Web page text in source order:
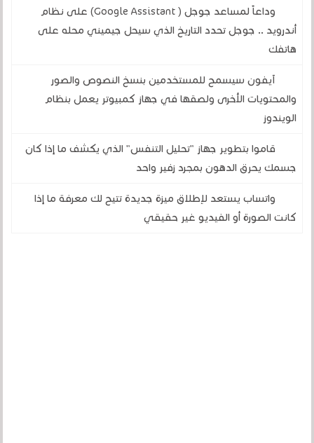
وداعاً لمساعد جوجل ( Google Assistant) على نظام
أندرويد .. جوجل تحدد التاريخ الذي سيحل جيميني محله على
هاتفك
آيفون سيسمح للمستخدمين بنسخ النصوص والصور
والمحتويات الأخرى ولصقها في جهاز كمبيوتر يعمل بنظام
الويندوز
قاموا بتطوير جهاز "تحليل التنفس" الذي يكشف ما إذا كان
جسمك يحرق الدهون بمجرد زفير واحد
واتساب يستعد لإطلاق ميزة جديدة تتيح لك معرفة ما إذا
كانت الصورة أو الفيديو غير حقيقي